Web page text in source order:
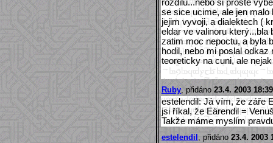
rozdilu...nebo si proste
se sice ucime, ale jen
jejim vyvoji, a dialektech (
eldar ve valinoru který...bla
zatim moc nepoctu, a byla
hodil, nebo mi poslal
teoreticky na cuni, ale
Ruby , přidáno 23.4. 2003
estelendil: Já vím, že záře
jsi říkal, že Eärendil =
Takže máme myslím
estelendil , přidáno 23.4. 2003